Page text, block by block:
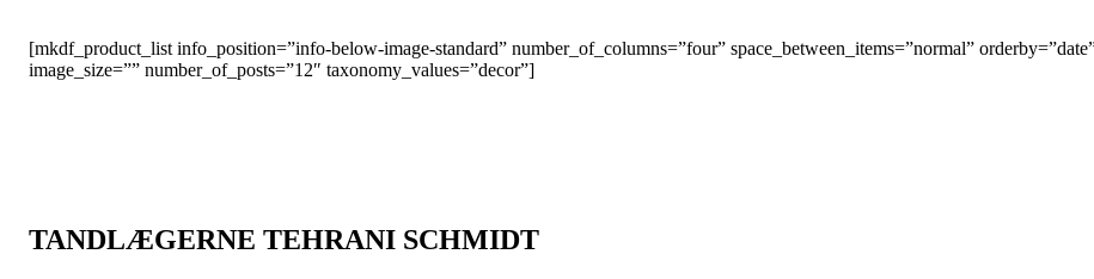
[mkdf_product_list info_position=”info-below-image-standard” number_of_columns=”four” space_between_items=”normal”
image_size=”” number_of_posts=”12″ taxonomy_values=”decor”]
TANDLÆGERNE TEHRANI SCHMIDT